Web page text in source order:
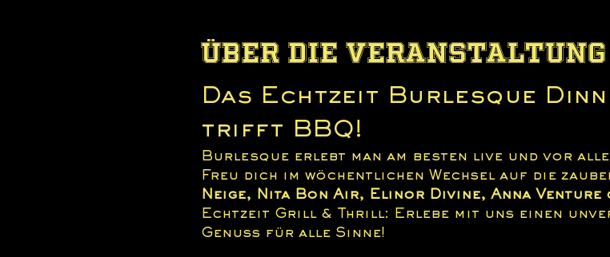
Über die Veranstaltung
Das Echtzeit Burlesque
trifft BBQ!
Burlesque erlebt man am besten live und vor
Freu dich im wöchentlichen Wechsel auf die
Neige, Nita Bon Air, Elinor Divine, Anna Venture
Echtzeit Grill & Thrill: Erlebe mit uns einen
Genuss für alle Sinne!